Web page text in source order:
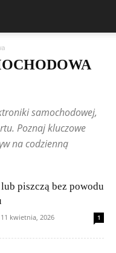
Elektryka i instalacje
Hyundai
Lamborghini
Benz
Mitsubishi
Subaru
Suzuki
samochodowej,
Poznaj kluczowe
na codzienną
piszczą bez powodu
11 kwietnia, 2026 1